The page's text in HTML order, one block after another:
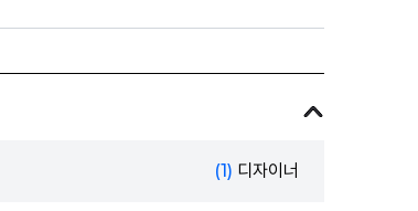
(1) 디자이너